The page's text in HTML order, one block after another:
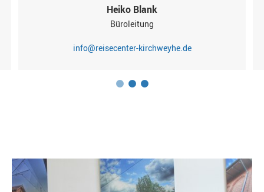
Heiko Blank
Büroleitung
info@reisecenter-kirchweyhe.de
1 2 3